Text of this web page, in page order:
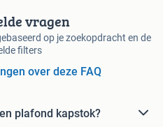
vragen
op je zoekopdracht en de
filters
over deze FAQ
plafond kapstok?